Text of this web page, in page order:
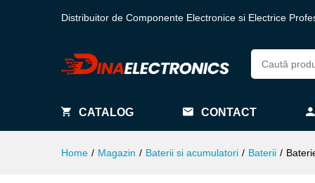
Distribuitor de Componente Electronice si Electrice
CATALOG CONTACT
Home / Magazin / Baterii si acumulatori / Baterii /